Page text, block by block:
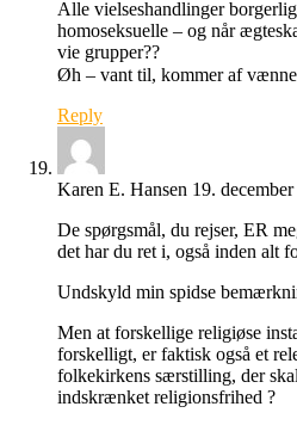
Alle vielseshandlinger
homoseksuelle – og når
vie grupper??
Øh – vant til, kommer af
Reply
Karen E. Hansen 19. december
De spørgsmål, du rejser, ER
det har du ret i, også inden alt
Undskyld min spidse
Men at forskellige religiøse
forskelligt, er faktisk også et
folkekirkens særstilling, der
indskrænket religionsfrihed ?